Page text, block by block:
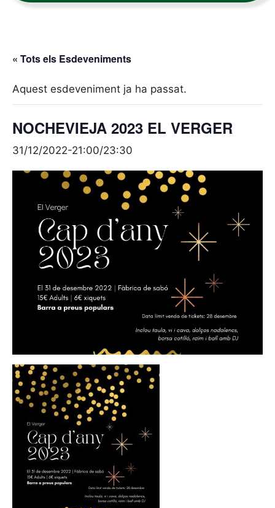
« Tots els Esdeveniments
Aquest esdeveniment ja ha passat.
NOCHEVIEJA 2023 EL VERGER
31/12/2022-21:00/23:30